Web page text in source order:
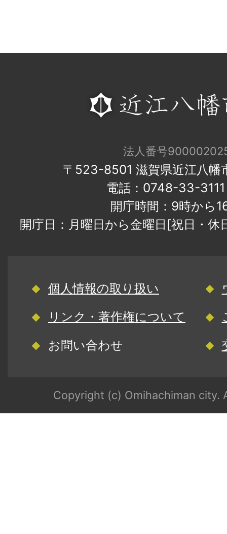
法人番号
〒523-8501 滋賀県近江八幡
電話：0748-33-
開庁時間：9時から
開庁日：月曜日から金曜日[祝日・
個人情報の取り扱い
リンク・著作権について
お問い合わせ
Copyright (c) Omihachiman city.